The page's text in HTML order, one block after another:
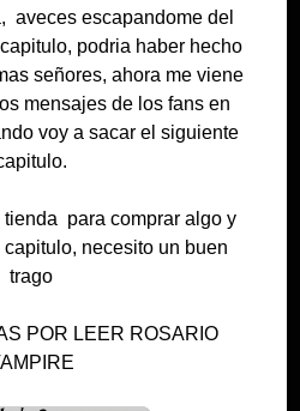
aveces escapandome del
podria haber hecho
señores, ahora me viene
mensajes de los fans en
voy a sacar el siguiente
tienda para comprar algo y
necesito un buen
trago
POR LEER ROSARIO